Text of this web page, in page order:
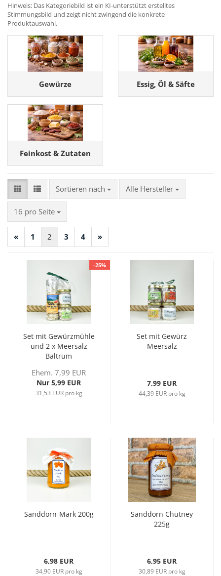
Hinweis: Das Kategoriebild ist ein KI-unterstützt erstelltes
Stimmungsbild und zeigt nicht zwingend die konkrete
Produktauswahl.
Gewürze Essig, Öl & Säfte
Feinkost & Zutaten
Sortieren nach
Sortieren nach Alle Hersteller
16 pro Seite
pro Seite
« 1 2 3 4 »
-25%
Set mit Gewürzmühle
und 2 x Meersalz
Baltrum
Ehem. 7,99 EUR
Nur 5,99 EUR
31,53 EUR pro kg
Set mit Gewürz
Meersalz
7,99 EUR
44,39 EUR pro kg
Sanddorn-Mark 200g
6,98 EUR
34,90 EUR pro kg
Sanddorn Chutney
225g
6,95 EUR
30,89 EUR pro kg